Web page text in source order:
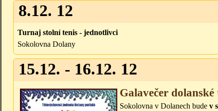
8.12. 12
Turnaj stolní tenis - jednotlivci
Sokolovna Dolany
15.12. - 16.12. 12
Galavečer
Sokolovna v Dolanech bude v